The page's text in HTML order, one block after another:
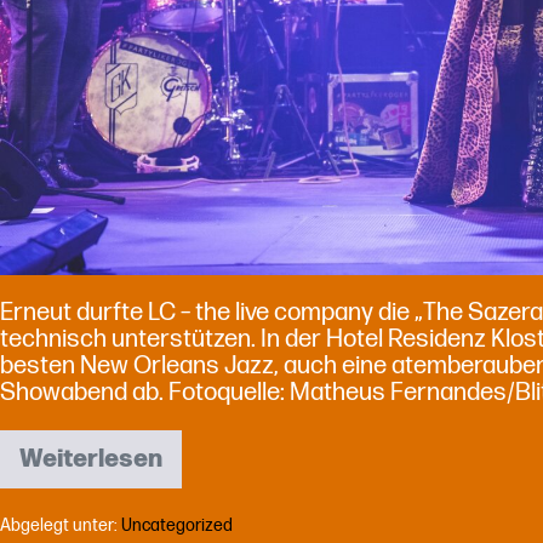
Erneut durfte LC – the live company die „The
technisch unterstützen. In der Hotel Residenz
besten New Orleans Jazz, auch eine
Showabend ab. Fotoquelle: Matheus Fernandes/
Weiterlesen
The
Sazerac
Swingers
Abgelegt unter: Uncategorized